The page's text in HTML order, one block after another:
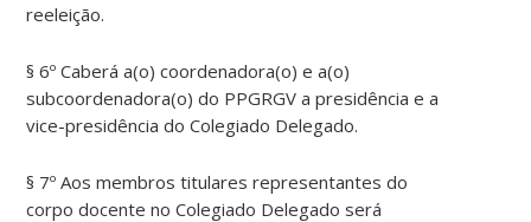
reeleição.
§ 6º Caberá a(o) coordenadora(o) e a(o)
subcoordenadora(o) do PPGRGV a presidência e a
vice-presidência do Colegiado Delegado.
§ 7º Aos membros titulares representantes do
corpo docente no Colegiado Delegado será